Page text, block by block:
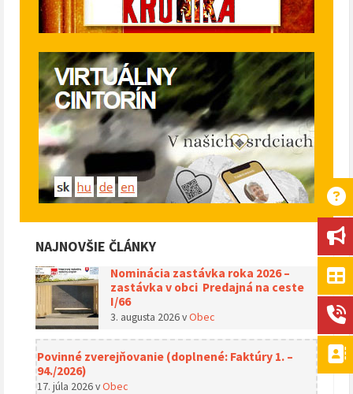
NAJNOVŠIE ČLÁNKY
Nominácia zastávka roka 2026 –
zastávka v obci Predajná na ceste
I/66
3. augusta 2026vObec
Povinné zverejňovanie (doplnené: Faktúry 1. –
94./2026)
17. júla 2026vObec